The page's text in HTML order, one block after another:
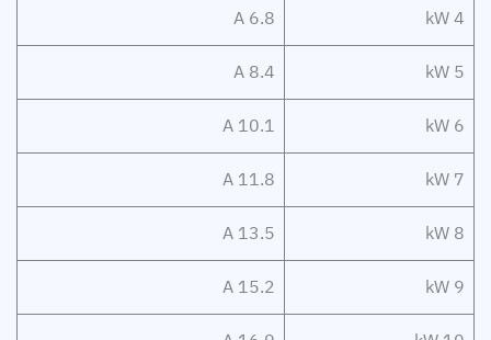
4 kW
6.8 A
5 kW
8.4 A
6 kW
10.1 A
7 kW
11.8 A
8 kW
13.5 A
9 kW
15.2 A